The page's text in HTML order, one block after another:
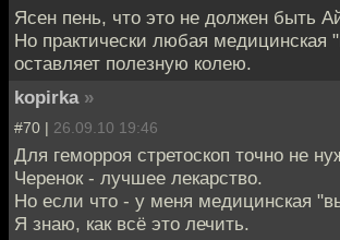
Ясен пень, что это не должен быть
Но практически любая медицинская
оставляет полезную колею.
kopirka »
#70 | 26.09.10 19:46
Для геморроя стретоскоп точно не
Черенок - лучшее лекарство.
Но если что - у меня медицинская
Я знаю, как всё это лечить.